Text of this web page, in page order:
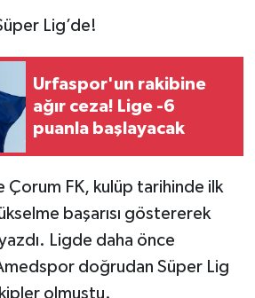
Lig’de!
Urfaspor'un rakibine
ağır ceza! Lige -6
puanla başlayacak
Çorum FK, kulüp tarihinde ilk
başarısı göstererek
Ligde daha önce
doğrudan Süper Lig
olmuştu.